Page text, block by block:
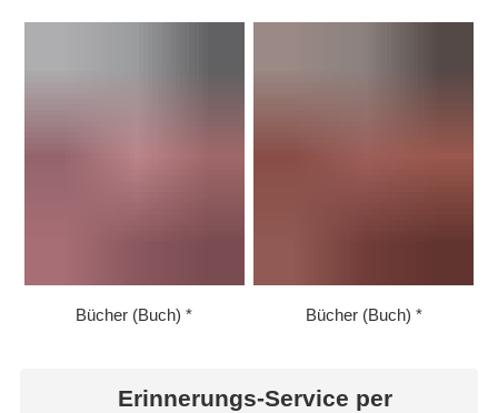
Bücher (Buch) Bücher (Buch)
Erinnerungs-Service per